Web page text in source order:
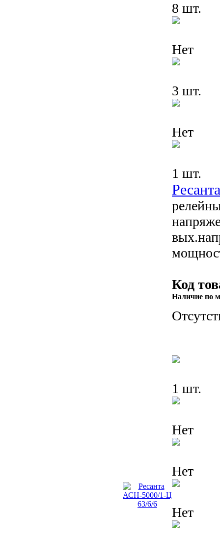
8 шт.
Нет
3 шт.
Нет
1 шт.
Код
Наличие по
1 шт.
Нет
Нет
Нет